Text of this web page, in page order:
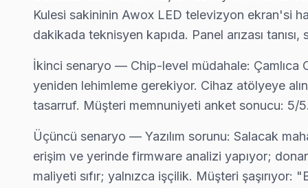
Salacak Awox Servis
Awox TV'niz Salacak'de arıza yaptıysa taşımanıza gerek
Awox Servis Merkezi →
Selami Ali Awox Servis
Selami Ali mahallesi Awox TV servisinde şeffaf çalışıyoruz:
Üsküdar Awox Servis →
Selimiye Awox Servis
Kulesi sakininin Awox LED televizyon ekran'si
dakikada teknisyen kapıda. Panel arızası
İkinci senaryo — Chip-level müdahale: Çamlıca
yeniden lehimleme gerekiyor. Cihaz atölyeye
tasarruf. Müşteri memnuniyeti anket sonucu: 5/5.
Üçüncü senaryo — Yazılım sorunu: Salacak
erişim ve yerinde firmware analizi yapıyor;
maliyeti sıfır; yalnızca işçilik. Müşteri